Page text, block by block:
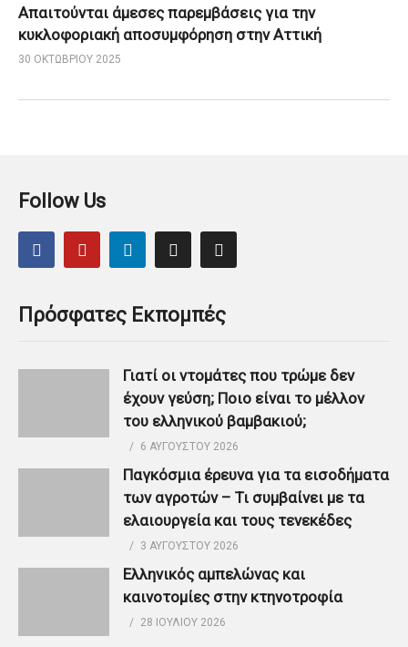
Απαιτούνται άμεσες παρεμβάσεις για την
κυκλοφοριακή αποσυμφόρηση στην Αττική
30 ΟΚΤΩΒΡΊΟΥ 2025
Follow Us
Πρόσφατες Εκπομπές
Γιατί οι ντομάτες που τρώμε δεν
έχουν γεύση; Ποιο είναι το μέλλον
του ελληνικού βαμβακιού;
6 ΑΥΓΟΎΣΤΟΥ 2026
Παγκόσμια έρευνα για τα εισοδήματα
των αγροτών – Τι συμβαίνει με τα
ελαιουργεία και τους τενεκέδες
3 ΑΥΓΟΎΣΤΟΥ 2026
Ελληνικός αμπελώνας και
καινοτομίες στην κτηνοτροφία
28 ΙΟΥΛΊΟΥ 2026